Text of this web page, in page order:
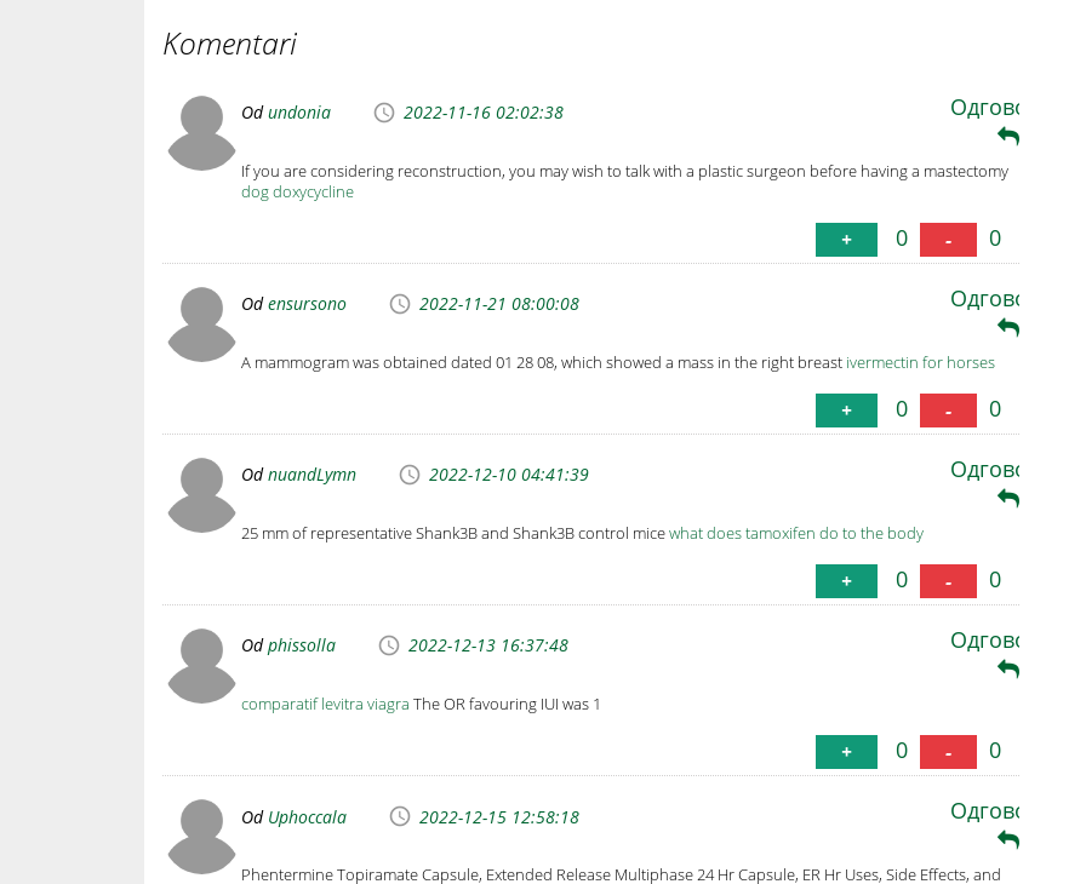
Komentari
Odundonia 2022-11-16 02:02:38 Одговори
If you are considering reconstruction, you may wish to talk with a plastic surgeon before having a mastectomy
dog doxycycline
+ 0 - 0
Odensursono 2022-11-21 08:00:08 Одговори
A mammogram was obtained dated 01 28 08, which showed a mass in the right breast ivermectin for horses
+ 0 - 0
OdnuandLymn 2022-12-10 04:41:39 Одговори
25 mm of representative Shank3B and Shank3B control micewhat does tamoxifen do to the body
+ 0 - 0
Odphissolla 2022-12-13 16:37:48 Одговори
comparatif levitra viagra The OR favouring IUI was 1
+ 0 - 0
Od Uphoccala 2022-12-15 12:58:18 Одговори
Phentermine Topiramate Capsule, Extended Release Multiphase 24 Hr Capsule, ER Hr Uses, Side Effects, and